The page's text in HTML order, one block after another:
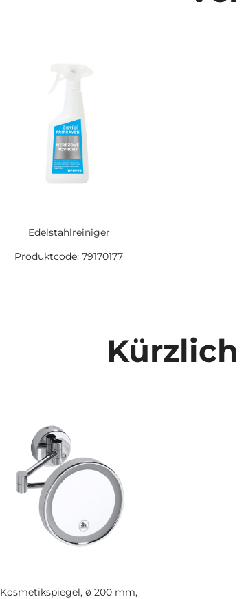
Edelstahlreiniger
Produktcode: 79170177
Kosmetikspiegel, ø 200 mm,